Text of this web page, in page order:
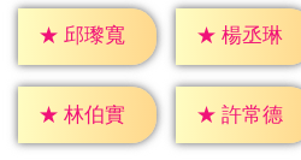
★ 邱瓈寬 ★ 楊丞琳
★ 林伯實 ★ 許常德